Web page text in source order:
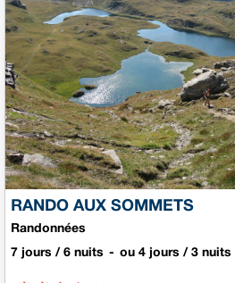
RANDO AUX SOMMETS
Randonnées
7 jours / 6 nuits ou 4 jours / 3 nuits